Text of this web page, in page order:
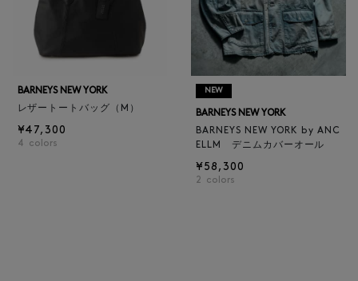
BARNEYS NEW YORK
レザートートバッグ（M）
¥47,300
4 colors
NEW
BARNEYS NEW YORK
BARNEYS NEW YORK by ANC
ELLM デニムカバーオール
¥58,300
2 colors